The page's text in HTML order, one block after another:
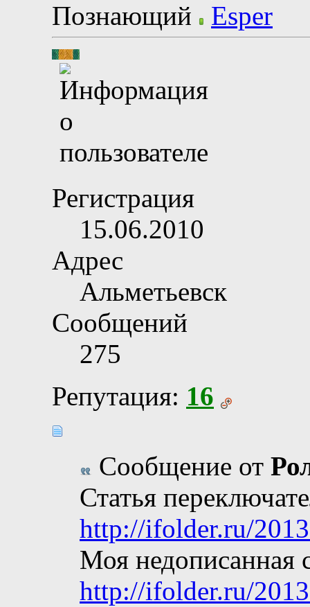
Познающий
Регистрация
15.06.2010
Адрес
Альметьевск
Сообщений
275
Репутация: 16
Сообщение от
Статья
http://ifolder.ru/
Моя недописанная
http://ifolder.ru/